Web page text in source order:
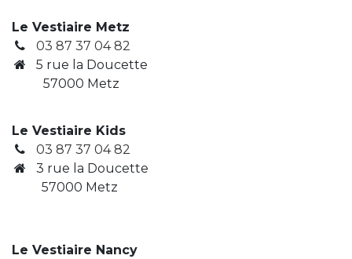
Le Vestiaire Metz
03 87 37 04 82
5 rue la Doucette
57000 Metz
Le Vestiaire Kids
03 87 37 04 82
3 rue la Doucette
​ 57000 Metz
Le Vestiaire Nancy